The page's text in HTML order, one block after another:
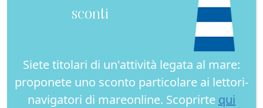
sconti
Siete titolari di un'attività legata al mare:
proponete uno sconto particolare ai lettori-
navigatori di mareonline. Scoprirte qui